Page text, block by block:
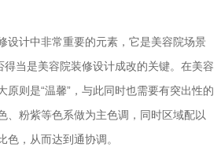
计中非常重要的元素，它是美容院场景
得当是美容院装修设计成改的关键。在美容
原则是“温馨”，与此同时也需要有突出性的
、粉紫等色系做为主色调，同时区域配以
色，从而达到通协调。